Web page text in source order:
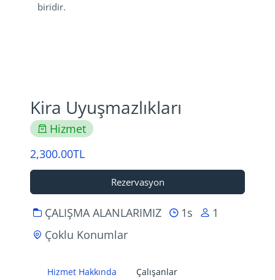
biridir.
Kira Uyuşmazlıkları
Hizmet
2,300.00TL
Rezervasyon
ÇALIŞMA ALANLARIMIZ 1s
1
Çoklu Konumlar
Hizmet Hakkında Çalışanlar